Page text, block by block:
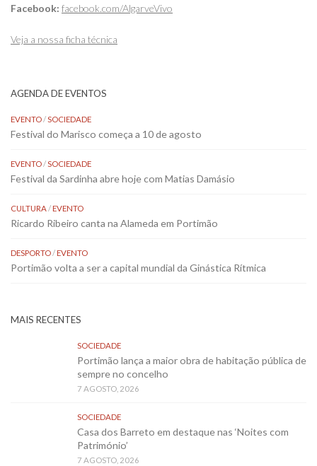
Facebook: facebook.com/AlgarveVivo
Veja a nossa ficha técnica
AGENDA DE EVENTOS
EVENTO/SOCIEDADE
Festival do Marisco começa a 10 de agosto
EVENTO/SOCIEDADE
Festival da Sardinha abre hoje com Matias Damásio
CULTURA/EVENTO
Ricardo Ribeiro canta na Alameda em Portimão
DESPORTO/EVENTO
Portimão volta a ser a capital mundial da Ginástica Rítmica
MAIS RECENTES
SOCIEDADE
Portimão lança a maior obra de habitação pública de
sempre no concelho
7 AGOSTO, 2026
SOCIEDADE
Casa dos Barreto em destaque nas ‘Noites com
Património’
7 AGOSTO, 2026